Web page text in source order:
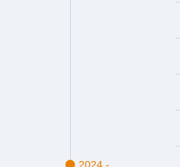
2024 -